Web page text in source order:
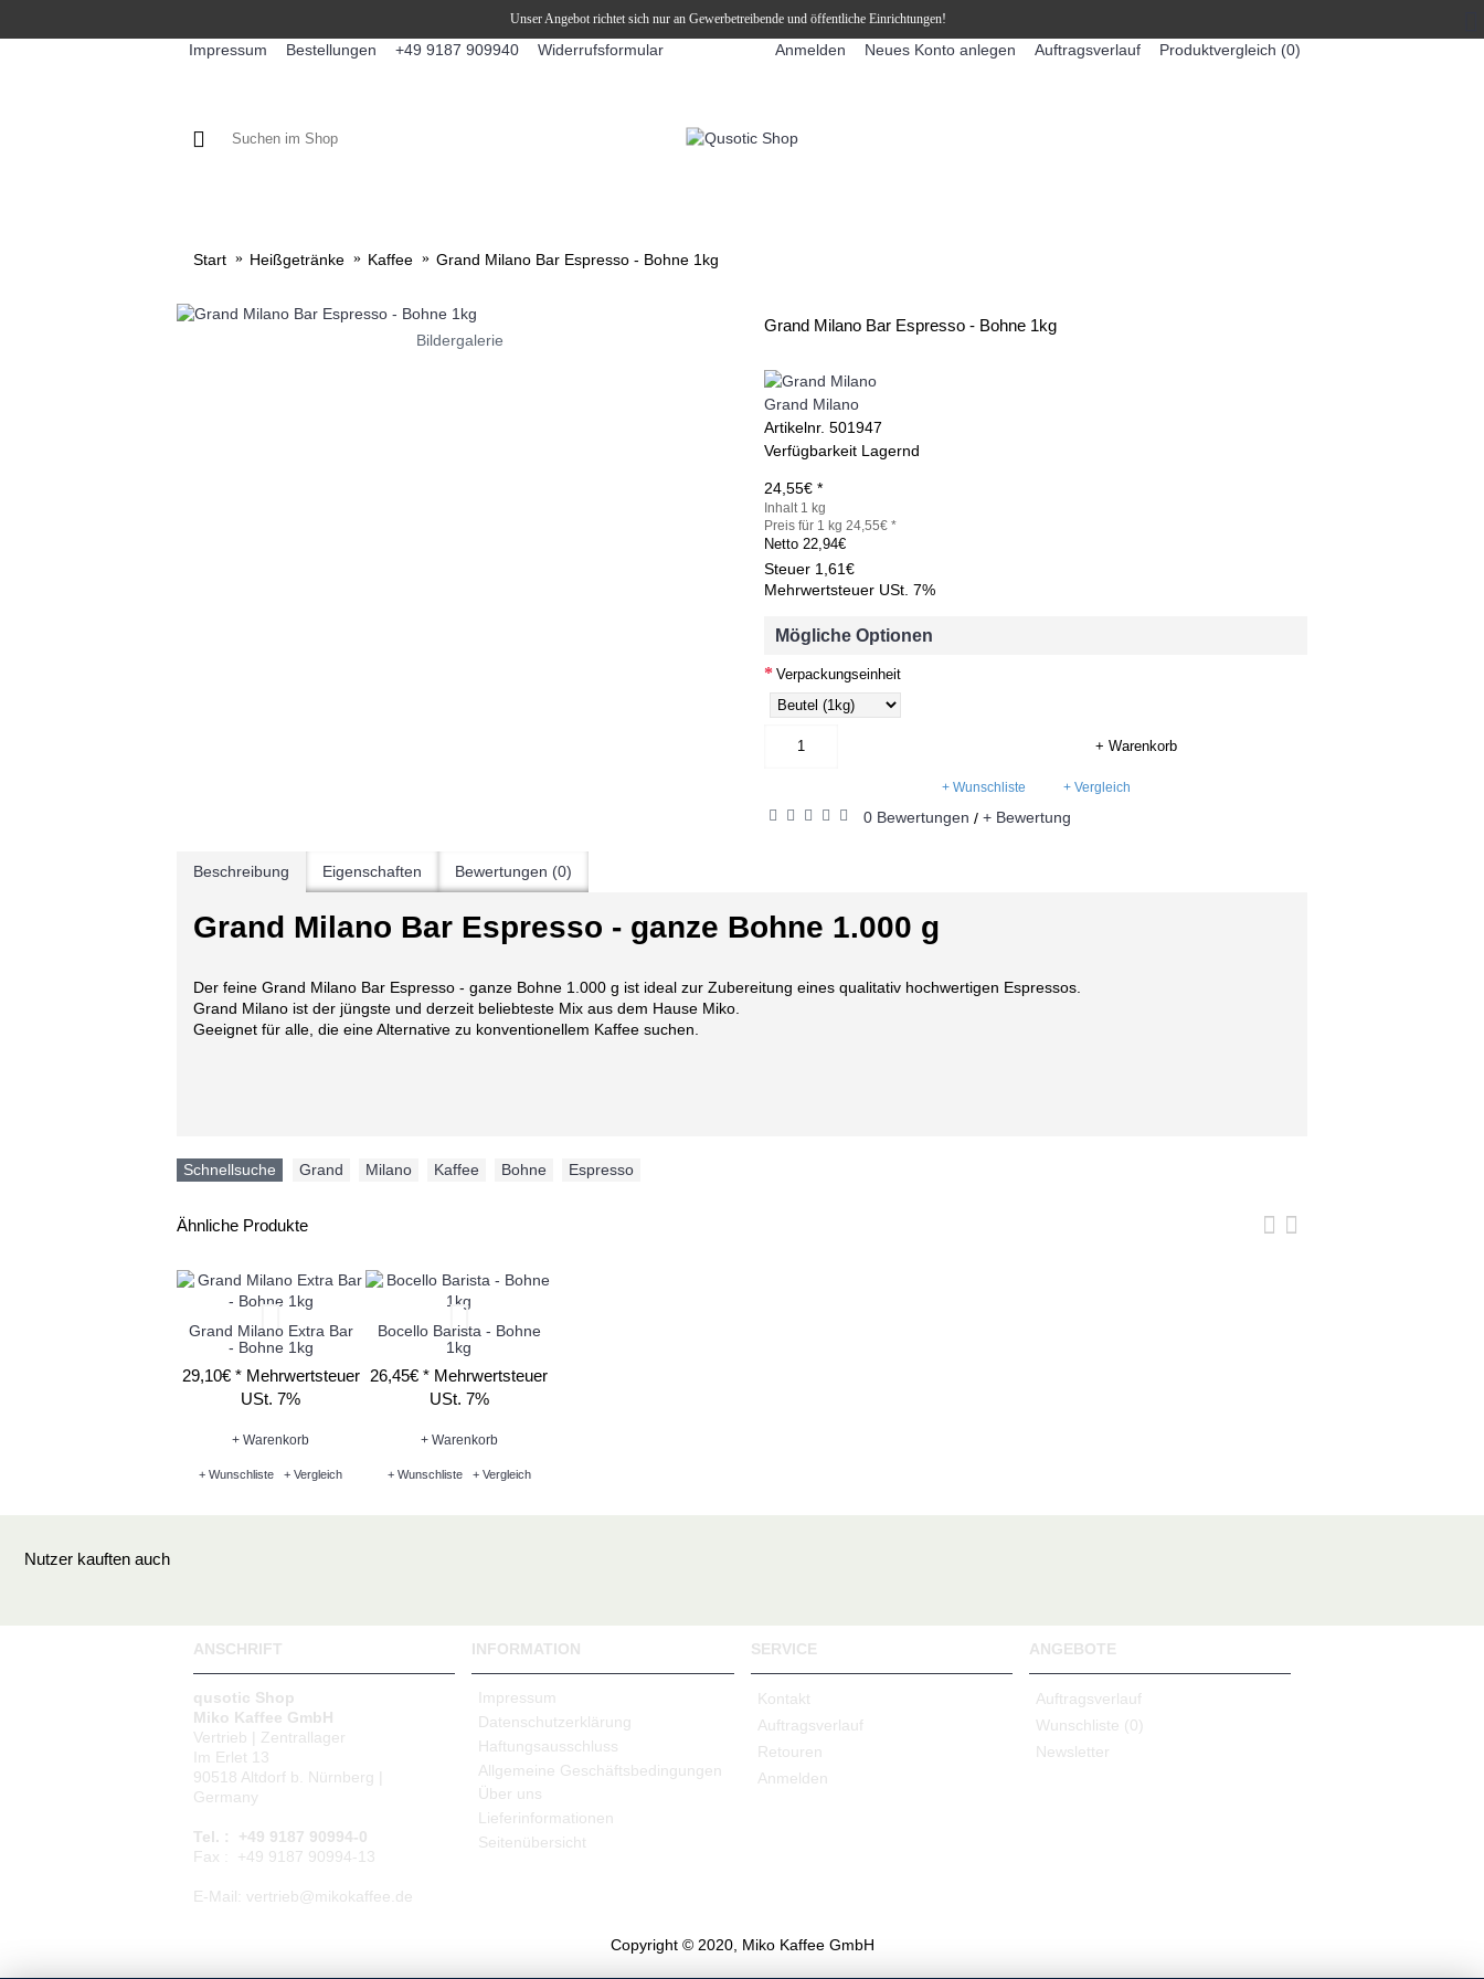
Unser Angebot richtet sich nur an Gewerbetreibende und öffentliche Einrichtungen!
Impressum Bestellungen +49 9187 909940 Widerrufsformular Anmelden Neues Konto anlegen Auftragsverlauf Produktvergleich (0)
Start Heißgetränke Kaffee Grand Milano Bar Espresso - Bohne 1kg
Bildergalerie
Grand Milano Bar Espresso - Bohne 1kg
Grand Milano
Artikelnr. 501947
Verfügbarkeit Lagernd
24,55€ *
Inhalt 1 kg
Preis für 1 kg 24,55€ *
Netto 22,94€
Steuer 1,61€
Mehrwertsteuer USt. 7%
Mögliche Optionen
Verpackungseinheit
+ Warenkorb
+ Wunschliste + Vergleich
0 Bewertungen / + Bewertung
Beschreibung Eigenschaften Bewertungen (0)
Grand Milano Bar Espresso - ganze Bohne 1.000 g
Der feine Grand Milano Bar Espresso - ganze Bohne 1.000 g ist ideal zur Zubereitung eines qualitativ hochwertigen Espressos.
Grand Milano ist der jüngste und derzeit beliebteste Mix aus dem Hause Miko.
Geeignet für alle, die eine Alternative zu konventionellem Kaffee suchen.
Schnellsuche Grand Milano Kaffee Bohne Espresso
Ähnliche Produkte
Grand Milano Extra Bar
- Bohne 1kg
29,10€ * Mehrwertsteuer
USt. 7%
+ Warenkorb
+ Wunschliste + Vergleich
Bocello Barista - Bohne
1kg
26,45€ * Mehrwertsteuer
USt. 7%
+ Warenkorb
+ Wunschliste + Vergleich
Nutzer kauften auch
ANSCHRIFT
qusotic Shop
Miko Kaffee GmbH
Vertrieb | Zentrallager
Im Erlet 13
90518 Altdorf b. Nürnberg |
Germany
Tel. : +49 9187 90994-0
Fax : +49 9187 90994-13
E-Mail: vertrieb@mikokaffee.de
INFORMATION
Impressum
Datenschutzerklärung
Haftungsausschluss
Allgemeine Geschäftsbedingungen
Über uns
Lieferinformationen
Seitenübersicht
SERVICE
Kontakt
Auftragsverlauf
Retouren
Anmelden
ANGEBOTE
Auftragsverlauf
Wunschliste (0)
Newsletter
Copyright © 2020, Miko Kaffee GmbH